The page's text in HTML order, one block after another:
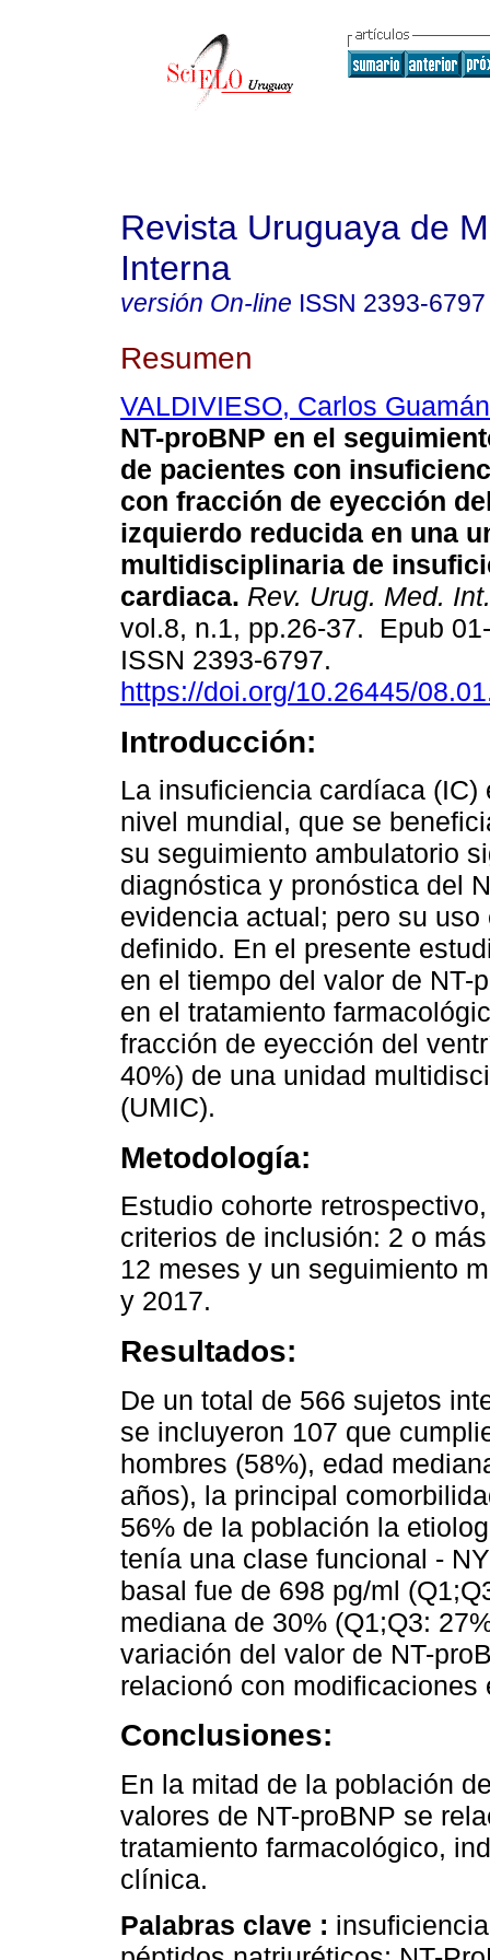
Revista Uruguaya de
Interna
versión On-line ISSN 2393-6797
Resumen
VALDIVIESO, Carlos Guamán
NT-proBNP en el
de pacientes con
con fracción de eyección
izquierdo reducida en una
multidisciplinaria de
cardiaca. Rev. Urug. Med. Int.
vol.8, n.1, pp.26-37. Epub
ISSN 2393-6797.
https://doi.org/10.26445/
Introducción:
La insuficiencia cardíaca
nivel mundial, que se
su seguimiento ambulatorio
diagnóstica y pronóstica del
evidencia actual; pero su
definido. En el presente
en el tiempo del valor de NT-
en el tratamiento
fracción de eyección del
40%) de una unidad
(UMIC).
Metodología:
Estudio cohorte
criterios de inclusión: 2 o
12 meses y un seguimiento
y 2017.
Resultados:
De un total de 566 sujetos
se incluyeron 107 que
hombres (58%), edad
años), la principal
56% de la población la
tenía una clase funcional -
basal fue de 698 pg/ml
mediana de 30% (Q1;Q3:
variación del valor de NT-
relacionó con
Conclusiones:
En la mitad de la población
valores de NT-proBNP se
tratamiento farmacológico,
clínica.
Palabras clave :